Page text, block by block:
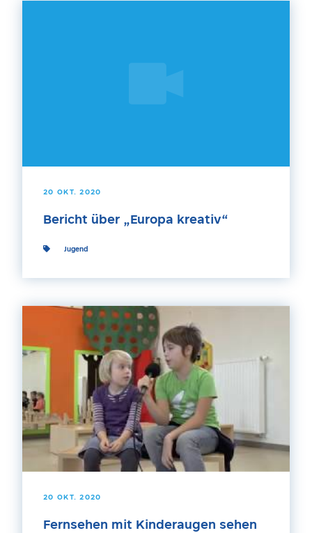
20 OKT. 2020
Bericht über „Europa kreativ“
Jugend
20 OKT. 2020
Fernsehen mit Kinderaugen sehen